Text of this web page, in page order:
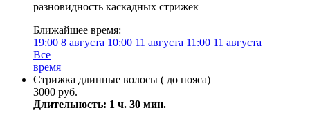
разновидность каскадных стрижек
Ближайшее время:
19:00 8 августа 10:00 11 августа 11:00 11 августа
Все
время
Стрижка длинные волосы ( до пояса)
3000 руб.
Длительность: 1 ч. 30 мин.